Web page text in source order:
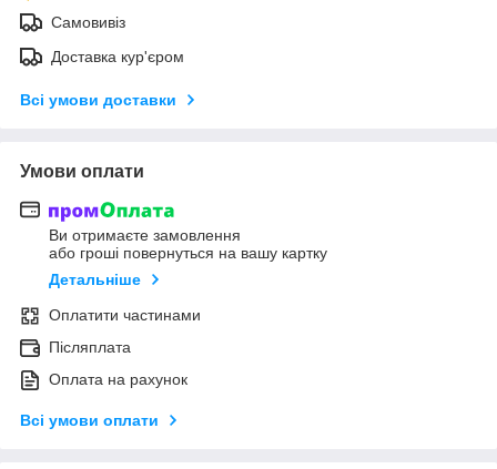
Самовивіз
Доставка кур'єром
Всі умови доставки
Умови оплати
Ви отримаєте замовлення
або гроші повернуться на вашу картку
Детальніше
Оплатити частинами
Післяплата
Оплата на рахунок
Всі умови оплати